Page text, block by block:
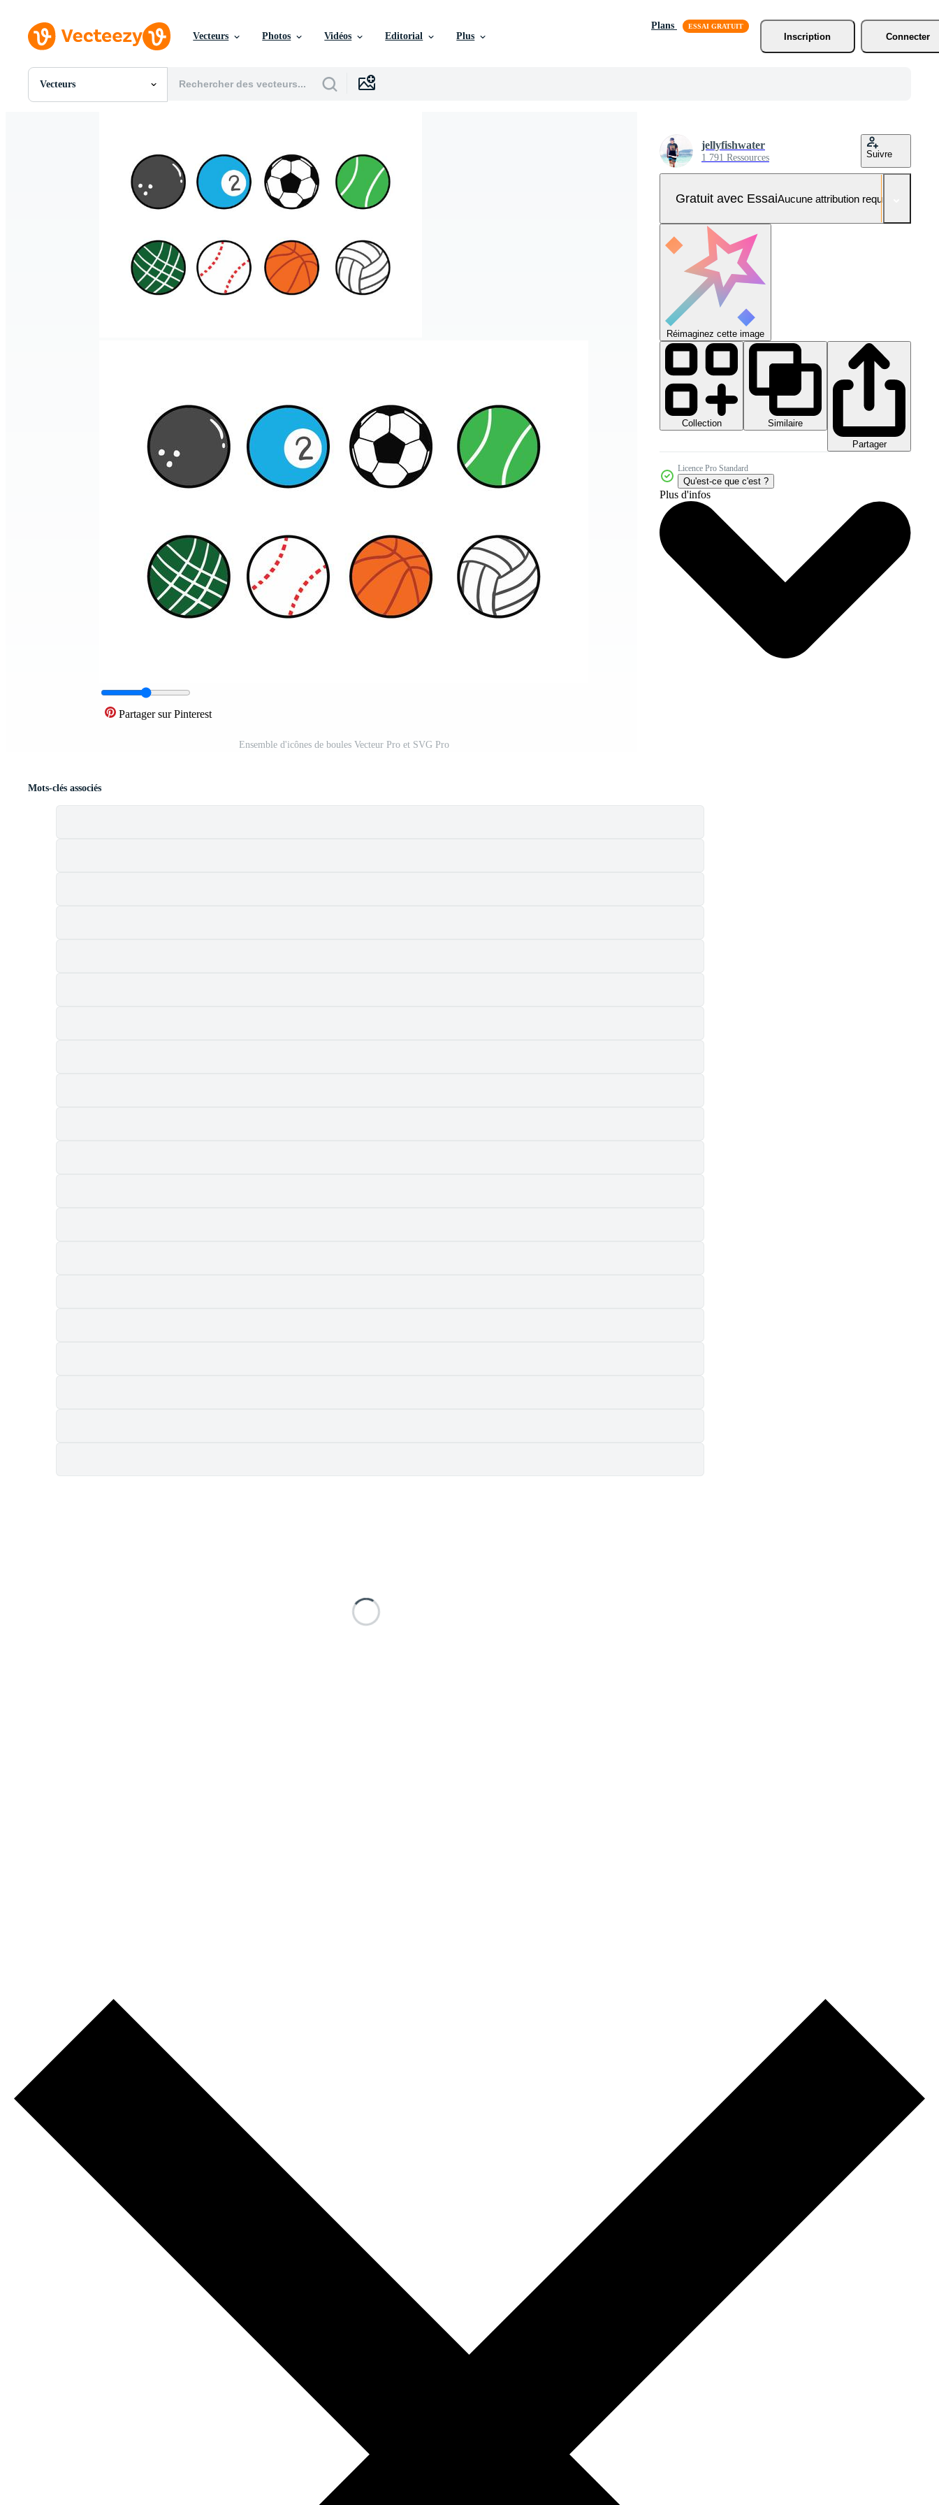
Vecteurs Photos Vidéos Editorial Plus
Plans
Inscription
Connecter
Vecteurs
Toutes Images
Événements Éditoriaux
Partager sur Pinterest
Ensemble d'icônes de boules Vecteur Pro et SVG Pro
jellyfishwater
1 791 Ressources Suivre
Gratuit avec EssaiAucune attribution requise
Réimaginez cette image
Collection
Similaire
Partager
Licence Pro Standard
Qu'est-ce que c'est ?
Plus d'infos
Mots-clés associés